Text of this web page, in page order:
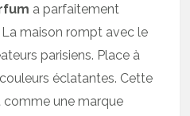
a parfaitement
maison rompt avec le
parisiens. Place à
éclatantes. Cette
comme une marque